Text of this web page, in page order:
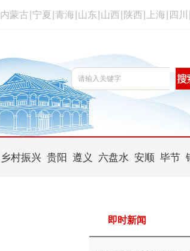
内蒙古 宁夏 青海 山东 山西 陕西 上海 四川
乡村振兴 贵阳 遵义 六盘水 安顺 毕节
即时新闻